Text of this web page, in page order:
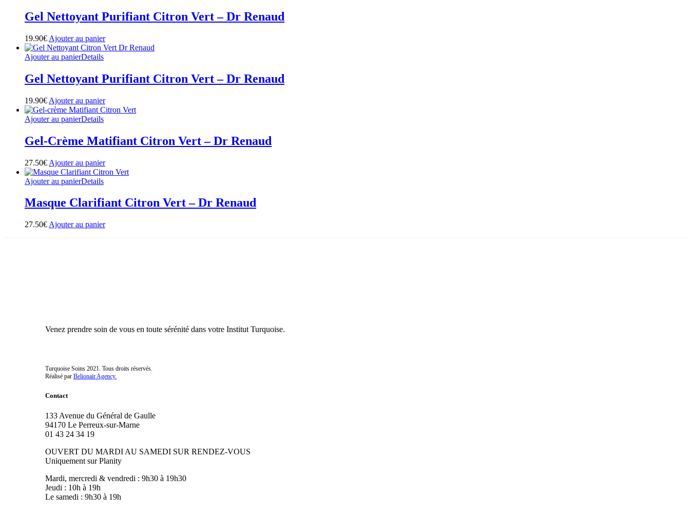
Gel Nettoyant Purifiant Citron Vert – Dr Renaud
19.90€ Ajouter au panier
Ajouter au panierDetails
Gel Nettoyant Purifiant Citron Vert – Dr Renaud
19.90€ Ajouter au panier
Ajouter au panierDetails
Gel-Crème Matifiant Citron Vert – Dr Renaud
27.50€ Ajouter au panier
Ajouter au panierDetails
Masque Clarifiant Citron Vert – Dr Renaud
27.50€ Ajouter au panier
Venez prendre soin de vous en toute sérénité dans votre Institut Turquoise.
Turquoise Soins 2021. Tous droits réservés.
Réalisé par Belionair Agency.
Contact
133 Avenue du Général de Gaulle
94170 Le Perreux-sur-Marne
01 43 24 34 19
OUVERT DU MARDI AU SAMEDI SUR RENDEZ-VOUS
Uniquement sur Planity
Mardi, mercredi & vendredi : 9h30 à 19h30
Jeudi : 10h à 19h
Le samedi : 9h30 à 19h